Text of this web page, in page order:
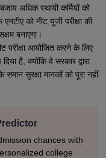
अधिक स्थायी कर्मियों को
को नीट यूजी परीक्षा की
बनाएगा।
परीक्षा आयोजित करने के लिए
है, क्योंकि वे सरकार द्वारा
सुरक्षा मानकों को पूरा नहीं
chances with
college